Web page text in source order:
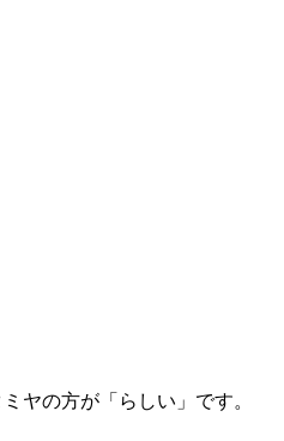
ヤの方が「らしい」です。